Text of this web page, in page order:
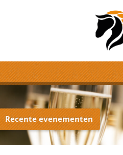
Recente evenementen